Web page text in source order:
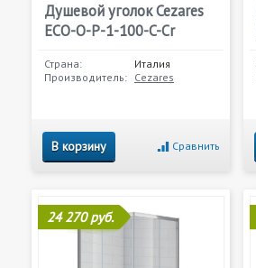
Душевой уголок Cezares
ECO-O-P-1-100-C-Cr
Страна:
Италия
Производитель: Cezares
В корзину Сравнить
24 270 руб.